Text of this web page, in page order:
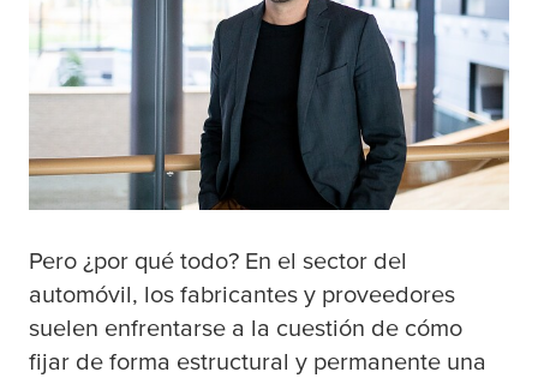
Pero ¿por qué todo? En el sector del
automóvil, los fabricantes y proveedores
suelen enfrentarse a la cuestión de cómo
fijar de forma estructural y permanente una